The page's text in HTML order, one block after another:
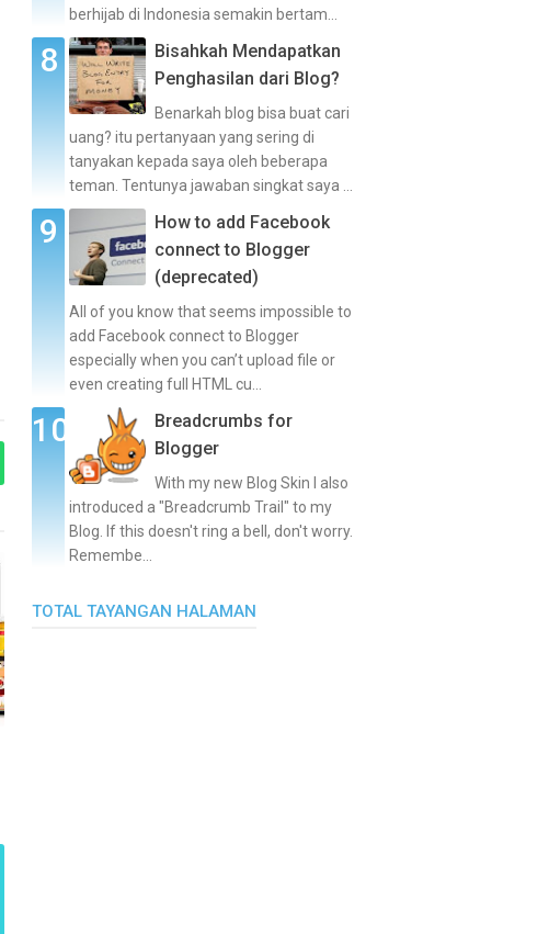
berhijab di Indonesia semakin bertam...
Bisahkah Mendapatkan
Penghasilan dari Blog?
Benarkah blog bisa buat cari
uang? itu pertanyaan yang sering di
tanyakan kepada saya oleh beberapa
teman. Tentunya jawaban singkat saya ...
How to add Facebook
connect to Blogger
(deprecated)
All of you know that seems impossible to
add Facebook connect to Blogger
especially when you can’t upload file or
even creating full HTML cu...
Breadcrumbs for
Blogger
With my new Blog Skin I also
introduced a "Breadcrumb Trail" to my
Blog. If this doesn't ring a bell, don't worry.
Remembe...
TOTAL TAYANGAN HALAMAN